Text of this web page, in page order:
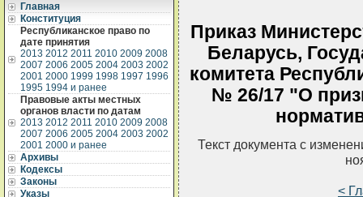
Главная
Конституция
Республиканское право по
дате принятия
2013 2012 2011 2010 2009 2008
2007 2006 2005 2004 2003 2002
2001 2000 1999 1998 1997 1996
1995 1994 и ранее
Правовые акты местных
органов власти по датам
2013 2012 2011 2010 2009 2008
2007 2006 2005 2004 2003 2002
2001 2000 и ранее
Архивы
Кодексы
Законы
Указы
Приказ
Беларусь,
комитета
№ 26/17 "О
Текст документа с
<